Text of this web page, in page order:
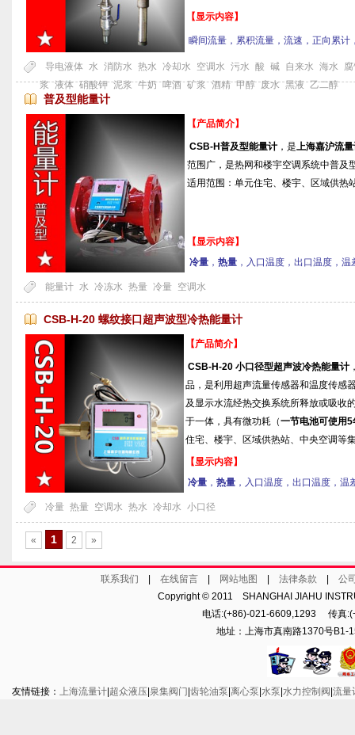
【显示内容】
瞬间流量，累积流量，流速，正向累计
导电液体 水 消防水 热水 冷却水 空调水 污水 酸 碱 自来水 海水
浆 液体 硝酸钾 泥浆 牛奶 啤酒 矿浆 酒精 甲醇 废水 黑液 乙二醇
普及型能量计
【产品简介】
CSB-H普及型能量计 ，是上海嘉沪流
范围广，是热网和楼宇空调系统中普及
适用范围：单元住宅、楼宇、区域供热
【显示内容】
冷量 ， 热量 ，入口温度，出口温度，温
能量计 水 冷冻水 热量 冷量 空调水
CSB-H-20 螺纹接口超声波型冷热能量计
【产品简介】
CSB-H-20 小口径型超声波冷热能量计
品，是利用超声流量传感器和温度传感
及显示水流经热交换系统所释放或吸收
于一体，具有微功耗（一节电池可使用5
住宅、楼宇、区域供热站、中央空调等
【显示内容】
冷量 ， 热量 ，入口温度，出口温度，温
冷量 热量 空调水 热水 冷却水 小口径
« 1 2 »
联系我们 在线留言 网站地图 法律条款
公
Copyright © 2011 SHANGHAI JIAHU
电话:(+86)-021-6609,1293 传真
地址：上海市真南路1370号B1-
友情链接： 上海流量计 超众液压 泉集阀门 齿轮油泵 离心泵 水泵 水力控制阀 流量